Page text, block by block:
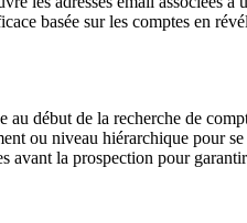
basée sur les comptes en
au début de la recherche de
ou niveau hiérarchique pour
avant la prospection pour